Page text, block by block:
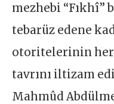
mezhebi “Fıkhî”
tebarüz edene
otoritelerinin her
tavrını iltizam
Mahmûd